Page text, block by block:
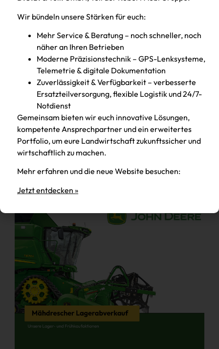
„Mobiler Alleskönner“ für
den Bauhof
Bürgermeister Thomas Beer freute sich über
die Fahrzeugübergabe durch Josef
Weinberger (Firma KALINKE) und Willi Nadler
(D.O.B. Landtechnik) an Bauhofleiter
Wir bündeln unsere Stärken für euch:
Mehr Service & Beratung – noch schneller, noch
näher an Ihren Betrieben
Moderne Präzisionstechnik – GPS-Lenksysteme,
Telemetrie & digitale Dokumentation
Zuverlässigkeit & Verfügbarkeit – verbesserte
Ersatzteilversorgung, flexible Logistik und 24/7-
Notdienst
Gemeinsam bieten wir euch innovative Lösungen,
kompetente Ansprechpartner und ein erweitertes
Portfolio, um eure Landwirtschaft zukunftssicher und
wirtschaftlich zu machen.
Mehr erfahren und die neue Website besuchen:
Jetzt entdecken »